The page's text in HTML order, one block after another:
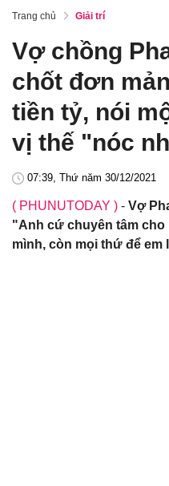
Trang chủ Giải trí
Vợ chồng
chốt đơn
tiền tỷ, nói
vị thế "nóc
07:39, Thứ năm 30/12/2021
( PHUNUTODAY ) - Vợ
"Anh cứ chuyên tâm
mình, còn mọi thứ để em